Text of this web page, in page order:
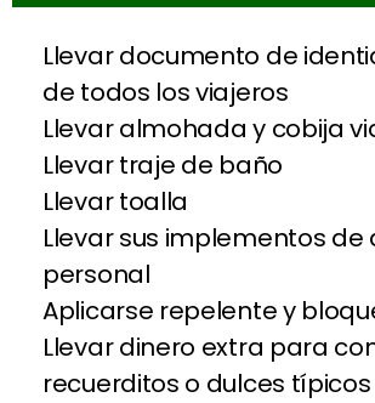
Llevar documento de
de todos los viajeros
Llevar almohada y cobija
Llevar traje de baño
Llevar toalla
Llevar sus implementos de
personal
Aplicarse repelente y
Llevar dinero extra para
recuerditos o dulces típicos